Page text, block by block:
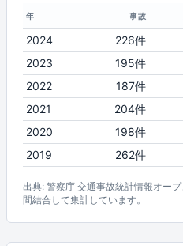
年 事故
2024 226件
2023
195件
2022
187件
2021
204件
2020
198件
2019
262件
出典: 警察庁 交通事故統計情報オー
間結合して集計しています。